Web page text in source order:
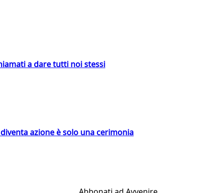
a dare tutti noi stessi
azione è solo una cerimonia